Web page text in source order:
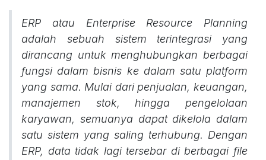
ERP atau Enterprise Resource Planning
adalah sebuah sistem terintegrasi yang
dirancang untuk menghubungkan berbagai
fungsi dalam bisnis ke dalam satu platform
yang sama. Mulai dari penjualan, keuangan,
manajemen stok, hingga pengelolaan
karyawan, semuanya dapat dikelola dalam
satu sistem yang saling terhubung. Dengan
ERP, data tidak lagi tersebar di berbagai file